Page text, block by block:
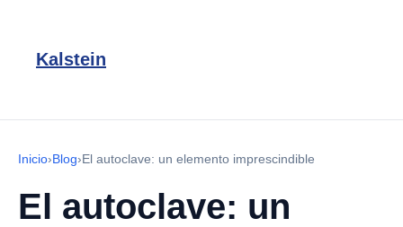
Kalstein
Inicio›Blog›El autoclave: un elemento imprescindible
El autoclave: un